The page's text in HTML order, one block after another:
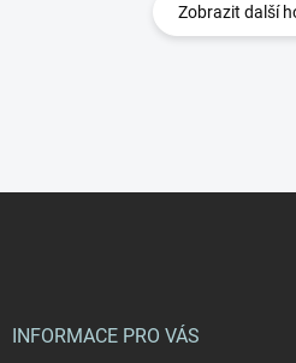
Zobrazit další
INFORMACE PRO VÁS